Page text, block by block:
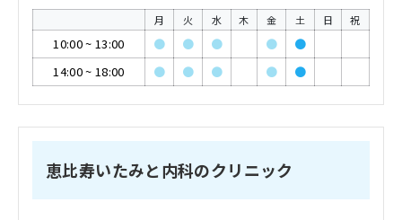
月 火 水 木 金 土 日 祝
10:00~ 13:00 ● ● ● ●
●
14:00~ 18:00 ● ● ● ● ●
恵比寿いたみと内科のクリニック